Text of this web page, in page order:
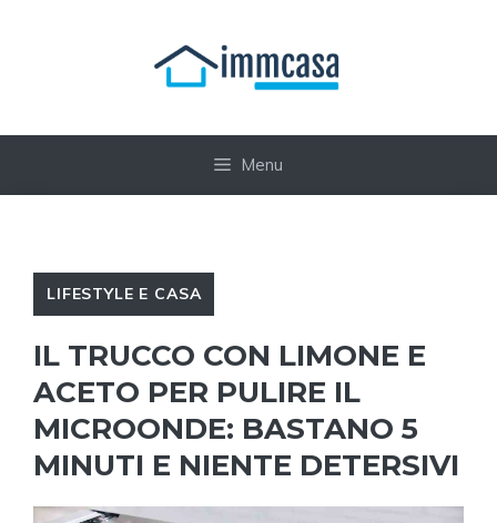
Menu
LIFESTYLE E CASA
IL TRUCCO CON LIMONE E
ACETO PER PULIRE IL
MICROONDE: BASTANO 5
MINUTI E NIENTE DETERSIVI